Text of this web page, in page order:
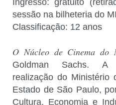
sessão na bilheteria do
Classificação: 12 anos
O Núcleo de Cinema do
Goldman Sachs. A
realização do Ministério
Estado de São Paulo,
Cultura, Economia e